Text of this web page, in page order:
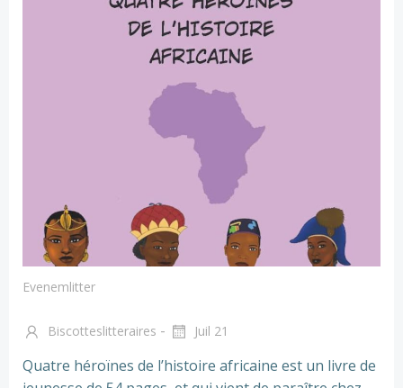
Evenemlitter
Biscotteslitteraires - Juil 21
Quatre héroïnes de l’histoire africaine est un livre de